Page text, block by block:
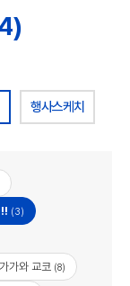
행사스케치
(3)
가와 교코 (8)